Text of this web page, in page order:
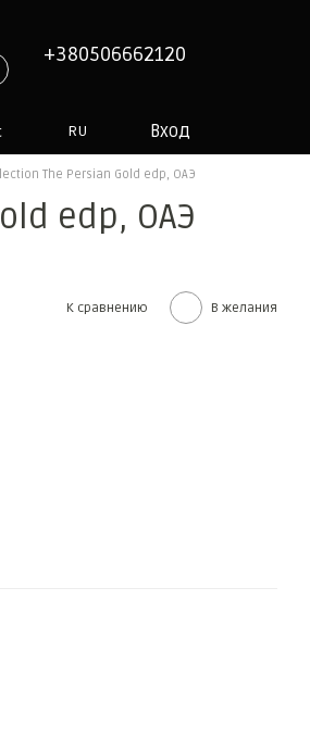
+380506662120
RU Вход
The Persian Gold edp, ОАЭ
edp, ОАЭ
К сравнению В желания